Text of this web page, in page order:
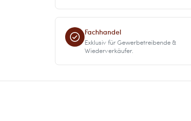
Fachhandel
Exklusiv für Gewerbetreibende &
Wiederverkäufer.